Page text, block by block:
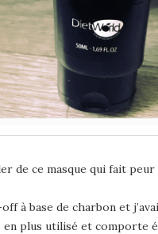
de ce masque qui fait
à base de charbon et
plus utilisé et comporte